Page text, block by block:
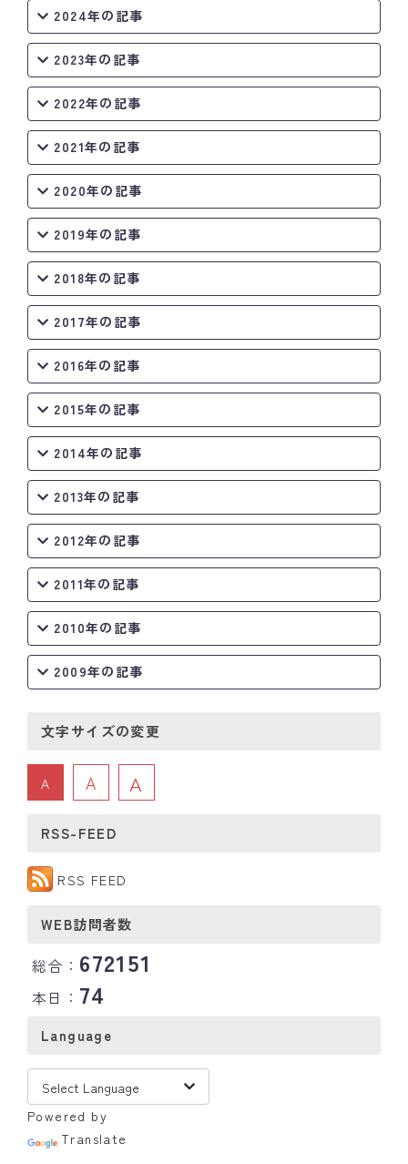
2024年の記事
2023年の記事
2022年の記事
2021年の記事
2020年の記事
2019年の記事
2018年の記事
2017年の記事
2016年の記事
2015年の記事
2014年の記事
2013年の記事
2012年の記事
2011年の記事
2010年の記事
2009年の記事
文字サイズの変更
A A A
RSS-FEED
RSS FEED
WEB訪問者数
総合： 672151
本日： 74
Language
Powered by
Translate